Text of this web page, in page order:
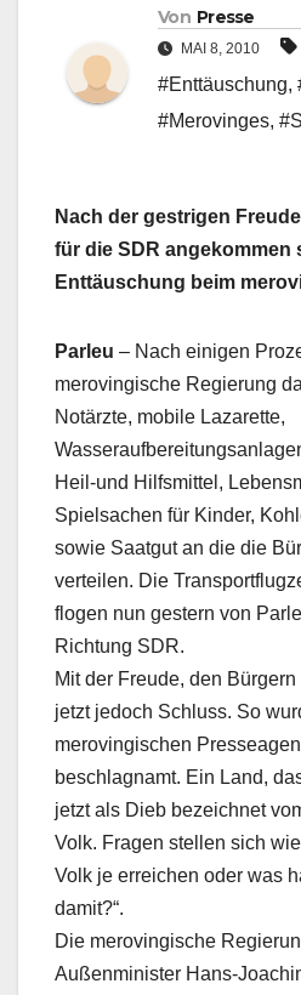
Von Presse
MAI 8, 2010
#Enttäuschung,
#Merovinges,
Nach der gestrigen
für die SDR angekommen
Enttäuschung beim
Parleu – Nach einigen
merovingische Regierung
Notärzte, mobile Lazarette,
Heil-und Hilfsmittel,
Spielsachen für Kinder,
sowie Saatgut an die die
verteilen. Die
flogen nun gestern von
Richtung SDR.
Mit der Freude, den
jetzt jedoch Schluss. So
merovingischen
beschlagnamt. Ein Land,
jetzt als Dieb bezeichnet
Volk. Fragen stellen sich
Volk je erreichen oder was
damit?“.
Die merovingische
Außenminister Hans-